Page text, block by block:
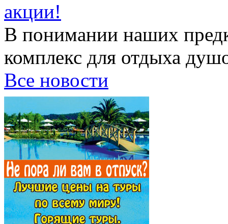
акции!
В понимании наших
комплекс для отдыха
Все новости